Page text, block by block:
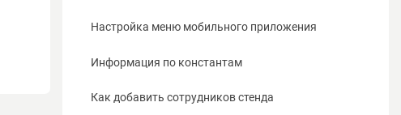
Настройка меню мобильного приложения
Информация по константам
Как добавить сотрудников стенда